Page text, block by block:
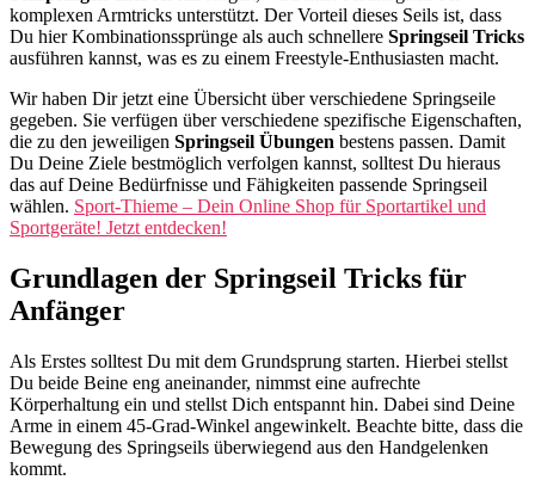
komplexen Armtricks unterstützt. Der Vorteil dieses Seils ist, dass
Du hier Kombinationssprünge als auch schnellere Springseil Tricks
ausführen kannst, was es zu einem Freestyle-Enthusiasten macht.
Wir haben Dir jetzt eine Übersicht über verschiedene Springseile
gegeben. Sie verfügen über verschiedene spezifische Eigenschaften,
die zu den jeweiligen Springseil Übungen bestens passen. Damit
Du Deine Ziele bestmöglich verfolgen kannst, solltest Du hieraus
das auf Deine Bedürfnisse und Fähigkeiten passende Springseil
wählen. Sport-Thieme – Dein Online Shop für Sportartikel und
Sportgeräte! Jetzt entdecken!
Grundlagen der Springseil Tricks für
Anfänger
Als Erstes solltest Du mit dem Grundsprung starten. Hierbei stellst
Du beide Beine eng aneinander, nimmst eine aufrechte
Körperhaltung ein und stellst Dich entspannt hin. Dabei sind Deine
Arme in einem 45-Grad-Winkel angewinkelt. Beachte bitte, dass die
Bewegung des Springseils überwiegend aus den Handgelenken
kommt.